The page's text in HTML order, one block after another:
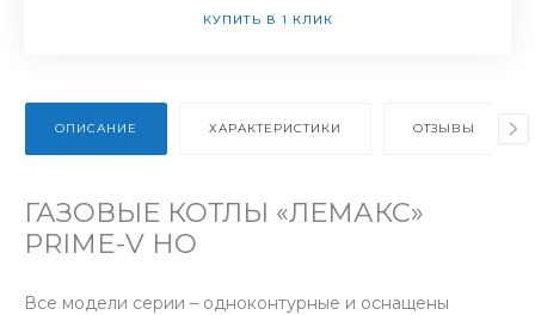
КУПИТЬ В 1 КЛИК
ОПИСАНИЕ ХАРАКТЕРИСТИКИ ОТЗЫВЫ
ГАЗОВЫЕ КОТЛЫ «ЛЕМАКС»
PRIME-V HO
Все модели серии – одноконтурные и оснащены